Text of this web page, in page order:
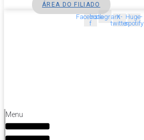
ÁREA DO FILIADO
Facebook-
f
InstagramX-
twitter
Huge-
spotify
Menu